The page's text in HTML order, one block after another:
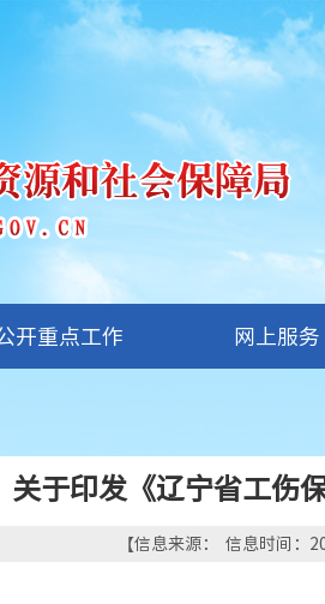
开重点工作 网上服务
关于印发《辽宁省工伤
【信息来源： 信息时间：